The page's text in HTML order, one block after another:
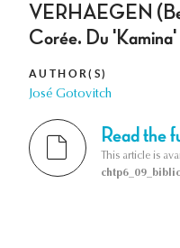
VERHAEGEN
Corée. Du 'Kamina'
AUTHOR(S)
José Gotovitch
Read the
This article is